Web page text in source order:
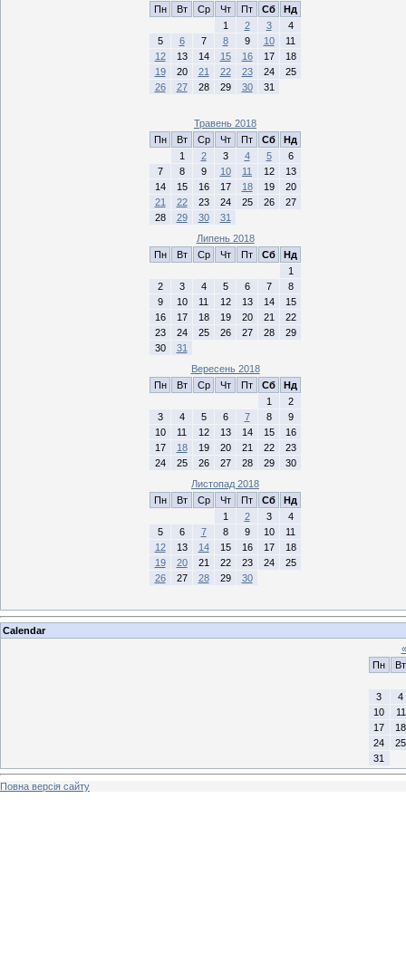
Пн
Вт Ср Чт Пт Сб
Нд
1
2 3
4
5
6 7 8 9 10
11
12
13 14 15 16 17
18
19
20 21 22 23 24
25
26
27 28 29 30 31
Травень 2018
Пн
Вт Ср Чт Пт Сб
Нд
1
2 3 4 5
6
7
8 9 10 11 12
13
14
15 16 17 18 19
20
21
22 23 24 25 26
27
28
29 30
31
Липень 2018
Пн
Вт Ср Чт Пт Сб
Нд
1
2
3 4 5 6 7
8
9
10 11 12 13 14
15
16
17 18 19 20 21
22
23
24 25 26 27 28
29
30
31
Вересень 2018
Пн
Вт Ср Чт Пт Сб
Нд
1
2
3
4 5 6 7 8
9
10
11 12 13 14 15
16
17
18 19 20 21 22
23
24
25 26 27 28 29
30
Листопад 2018
Пн
Вт Ср Чт Пт Сб
Нд
1
2 3
4
5
6 7 8 9 10
11
12
13 14 15 16 17
18
19
20 21 22 23 24
25
26
27 28 29 30
Calendar
«
Пн
Вт
3
4
10
11
17
18
24
25
31
Повна версія сайту